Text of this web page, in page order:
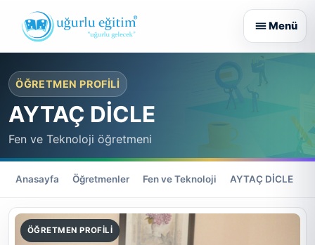
ÖĞRETMEN PROFILI
AYTAÇ DİCLE
Fen ve Teknoloji öğretmeni
Anasayfa Öğretmenler Fen ve Teknoloji AYTAÇ DİCLE
ÖĞRETMEN PROFILI